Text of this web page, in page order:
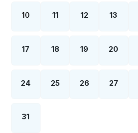
10 11 12 13
17 18 19 20
24 25 26 27
31